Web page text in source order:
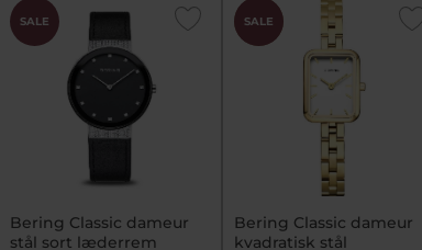
SALE
Bering Classic dameur
stål sort læderrem
CHOK
PRIS
SALE
Bering Classic dameur
kvadratisk stål